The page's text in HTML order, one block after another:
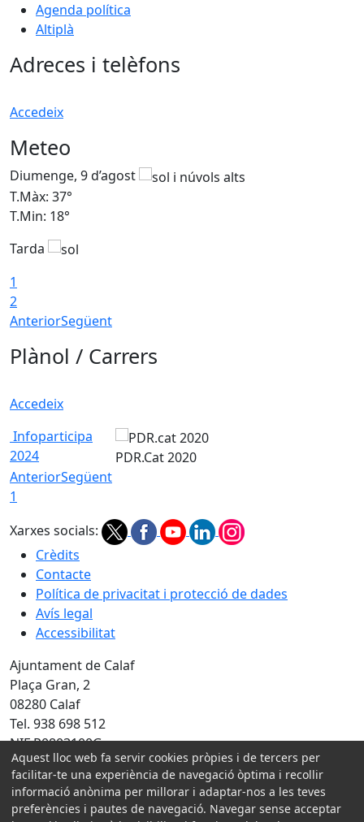
Agenda política
Altiplà
Adreces i telèfons
Accedeix
Meteo
Diumenge, 9 d’agost
T.Màx: 37°
T.Min: 18°
Tarda
1
2
AnteriorSegüent
Plànol / Carrers
Accedeix
Infoparticipa
2024
PDR.Cat 2020
AnteriorSegüent
1
Xarxes socials:
Crèdits
Contacte
Política de privacitat i protecció de dades
Avís legal
Accessibilitat
Ajuntament de Calaf
Plaça Gran, 2
08280 Calaf
Tel. 938 698 512
NIF P0803100G
Amb la col·laboració de:
Aquest lloc web fa servir cookies pròpies i de tercers per
facilitar-te una experiència de navegació òptima i recollir
informació anònima per millorar i adaptar-nos a les teves
preferències i pautes de navegació. Navegar sense acceptar